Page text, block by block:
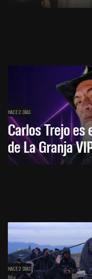
HACE 2 DÍAS
Carlos Trejo
de La Granja
HACE 2 DÍAS